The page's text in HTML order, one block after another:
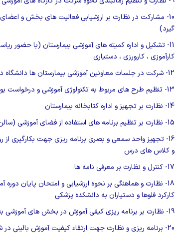
10- مشارکت در نظارت بر ارزشیابی فعالیت های بخش و
گیرد)
11- تشکیل و اداره کمیته های آموزشی بیمارستان (با حضور
کارآموزی ، کارورزی ، دستیاری
12- شرکت در جلسات معاونین آموزشی بیمارستان ها
13- تنظیم طرح های مربوط به تکنولوژی آموزشی و درخواست
14- نظارت بر تجهیز و اداره کتابخانه بیمارستان
15- نظارت بر تنظیم برنامه های استفاده از فضای آموزشی
16- تجهیز واحد سمعی و بصری برنامه ریزی جهت بکارگیری
و کلاس های درس
17- کنترل و نظارت بر معرفی نامه ها
18- نظارت و هماهنگی بر نحوه ارزشیابی و امتحان پایان دوره
کارکرد فلوها و دستیاران به دانشکده پزشکی
19- نظارت بر برنامه ریزی کیفی آموزش در بخش های آموزشی
20- برنامه ریزی و نظارت جهت ارتقاء کیفیت آموزش بالینی